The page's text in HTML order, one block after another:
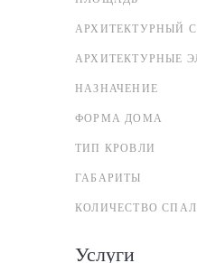
АРХИТЕКТУРНЫЙ
АРХИТЕКТУРНЫЕ
НАЗНАЧЕНИЕ
ФОРМА ДОМА
ТИП КРОВЛИ
ГАБАРИТЫ
КОЛИЧЕСТВО
Услуги